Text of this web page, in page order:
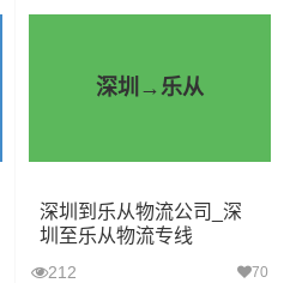
深圳→乐从
深圳到乐从物流公司_深
圳至乐从物流专线
212 70